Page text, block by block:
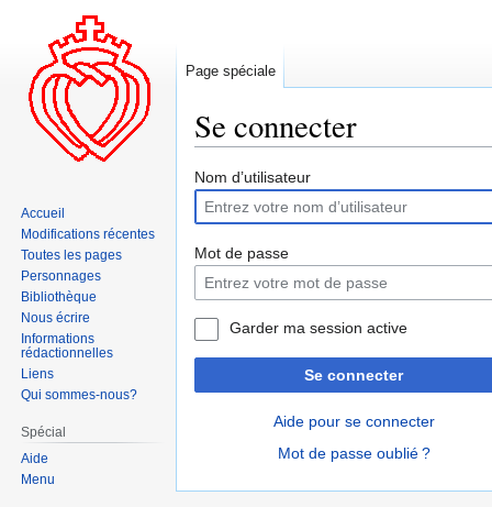
Se connecter
Aller
la
navigation
Aller
la
recherche
Nom d’utilisateur
Mot de passe
Garder ma session active
Se connecter
Aide pour se connecter
Mot de passe oublié ?
Page spéciale
Accueil
Modifications récentes
Toutes les pages
Personnages
Bibliothèque
Nous écrire
Informations
rédactionnelles
Liens
Qui sommes-nous?
Spécial
Aide
Menu